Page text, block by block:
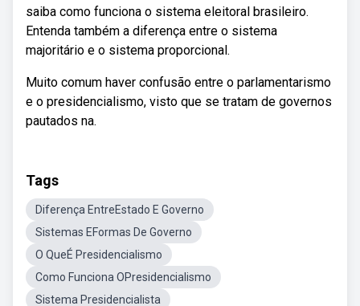
saiba como funciona o sistema eleitoral brasileiro.
Entenda também a diferença entre o sistema
majoritário e o sistema proporcional.
Muito comum haver confusão entre o parlamentarismo
e o presidencialismo, visto que se tratam de governos
pautados na.
Tags
Diferença EntreEstado E Governo
Sistemas EFormas De Governo
O QueÉ Presidencialismo
Como Funciona OPresidencialismo
Sistema Presidencialista